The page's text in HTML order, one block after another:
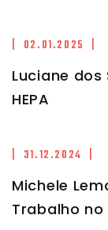
| 02.01.2025 |
Luciane
HEPA
| 31.12.2024 |
Michele
Trabalho no